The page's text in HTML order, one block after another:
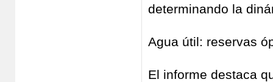
determinando la
Agua útil: reservas
El informe destaca